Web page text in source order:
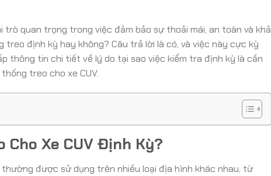
quan trọng trong việc đảm bảo sự thoải mái, an toàn và khả
treo định kỳ hay không? Câu trả lời là có, và việc này cực kỳ
thông tin chi tiết về lý do tại sao việc kiểm tra định kỳ là cần
treo cho xe CUV.
Cho Xe CUV Định Kỳ?
thường được sử dụng trên nhiều loại địa hình khác nhau, từ